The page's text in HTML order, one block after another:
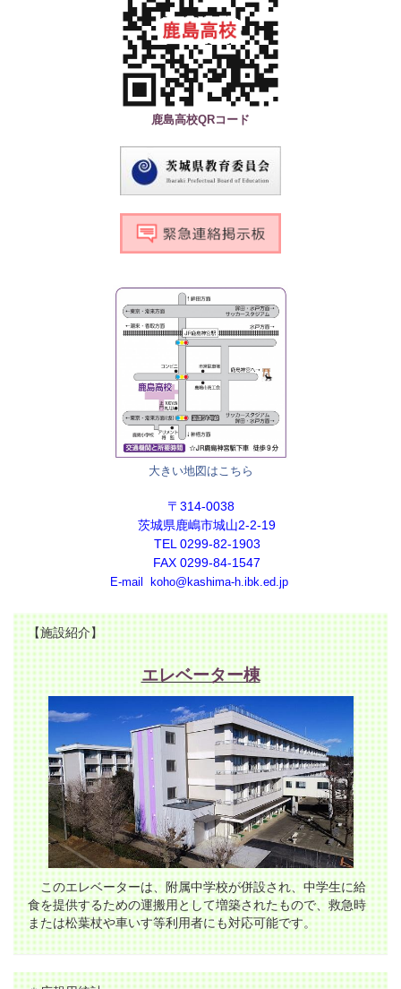
鹿島高校QRコード
大きい地図はこちら
〒314-0038
茨城県鹿嶋市城山2-2-19
TEL 0299-82-1903
FAX 0299-84-1547
E-mail koho@kashima-h.ibk.ed.jp
【施設紹介】
エレベーター棟
このエレベーターは、附属中学校が併設され、中学生に給
食を提供するための運搬用として増築されたもので、救急時
または松葉杖や車いす等利用者にも対応可能です。